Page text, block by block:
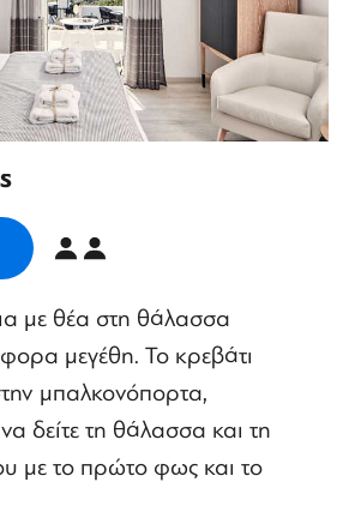
με θέα στη θάλασσα
μεγέθη. Το κρεβάτι
μπαλκονόπορτα,
δείτε τη θάλασσα και τη
με το πρώτο φως και το